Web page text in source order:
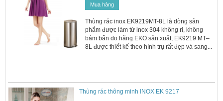
Mua hàng
Thùng rác inox EK9219MT-8L là dòng sản
phẩm được làm từ inox 304 không rỉ, không
bám bẩn do hãng EKO sản xuất, EK9219 MT–
8L được thiết kế theo hình trụ rất đẹp và sang...
Thùng rác thông minh INOX EK 9217